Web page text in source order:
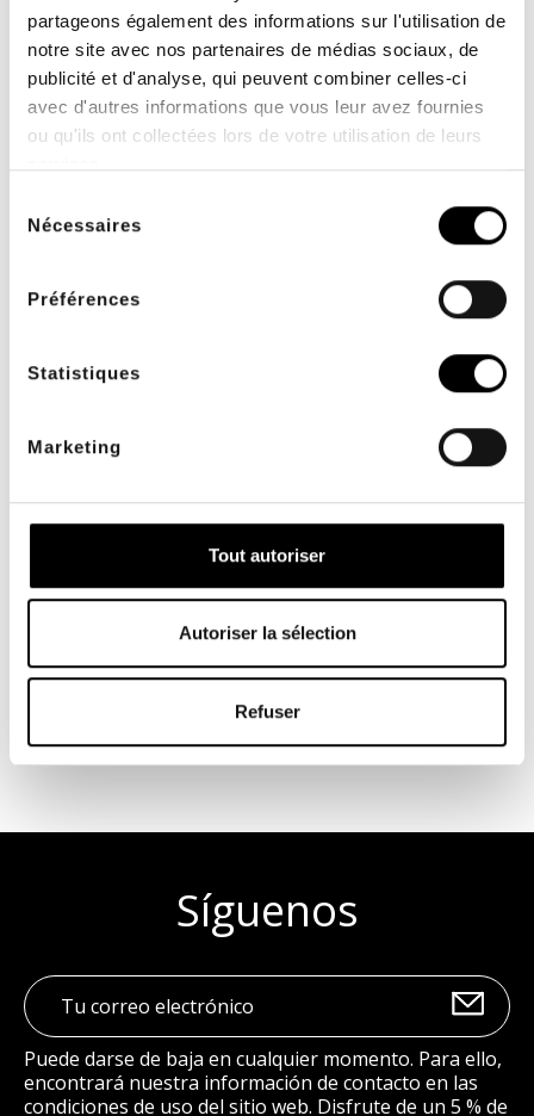
partageons également des informations sur l'utilisation de
notre site avec nos partenaires de médias sociaux, de
publicité et d'analyse, qui peuvent combiner celles-ci
avec d'autres informations que vous leur avez fournies
ou qu'ils ont collectées lors de votre utilisation de leurs
Nécessaires
Préférences
Statistiques
Marketing
Tout autoriser
Autoriser la sélection
Refuser
FACILIDAD DE PAGO
para profesionales
ENVÍO GRATUITO
compras
viernes de 9 a 17 horas
MEDIOS DE PAGO
Visa, Mastercard,
cheque y más
Síguenos
Puede darse de baja en cualquier momento. Para ello,
encontrará nuestra información de contacto en las
condiciones de uso del sitio web. Disfrute de un 5 % de